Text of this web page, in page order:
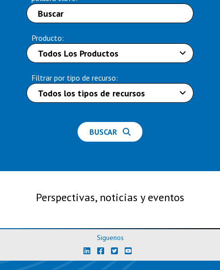
Producto:
Filtrar por tipo de recurso:
Perspectivas, noticias y eventos
Siguenos